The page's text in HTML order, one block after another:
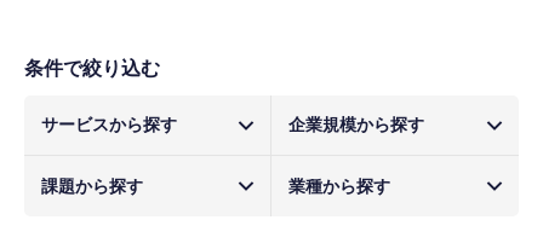
条件で絞り込む
サービスから探す 企業規模から探す
課題から探す 業種から探す